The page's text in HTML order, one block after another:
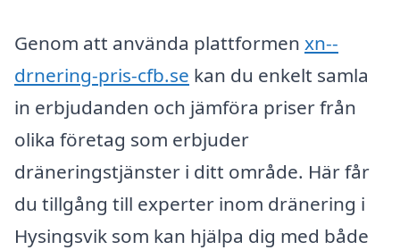
Genom att använda plattformen xn--
drnering-pris-cfb.se kan du enkelt samla
in erbjudanden och jämföra priser från
olika företag som erbjuder
dräneringstjänster i ditt område. Här får
du tillgång till experter inom dränering i
Hysingsvik som kan hjälpa dig med både